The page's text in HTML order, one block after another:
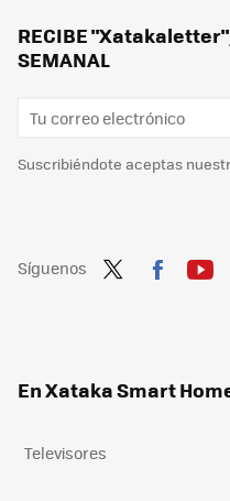
RECIBE "Xatakaletter",
SEMANAL
Suscribiéndote aceptas
Síguenos
En Xataka Smart
Televisores